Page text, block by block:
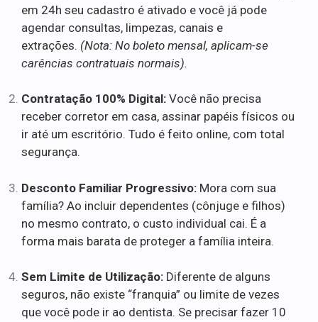
em 24h seu cadastro é ativado e você já pode
agendar consultas, limpezas, canais e
extrações. (Nota: No boleto mensal, aplicam-se
carências contratuais normais).
Contratação 100% Digital: Você não precisa
receber corretor em casa, assinar papéis físicos ou
ir até um escritório. Tudo é feito online, com total
segurança.
Desconto Familiar Progressivo: Mora com sua
família? Ao incluir dependentes (cônjuge e filhos)
no mesmo contrato, o custo individual cai. É a
forma mais barata de proteger a família inteira.
Sem Limite de Utilização: Diferente de alguns
seguros, não existe “franquia” ou limite de vezes
que você pode ir ao dentista. Se precisar fazer 10